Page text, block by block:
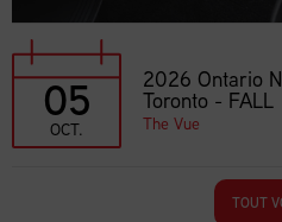
05
OCT.
2026 Ontario
Toronto - FALL
The Vue
TOUT